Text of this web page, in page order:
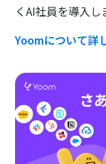
くAI社員を導入し
Yoomについて詳